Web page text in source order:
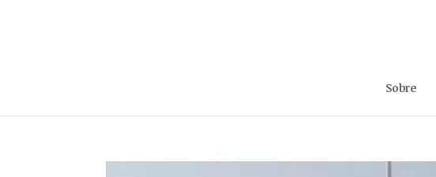
Sobre